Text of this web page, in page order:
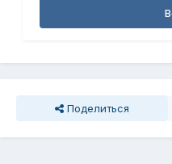
Поделиться